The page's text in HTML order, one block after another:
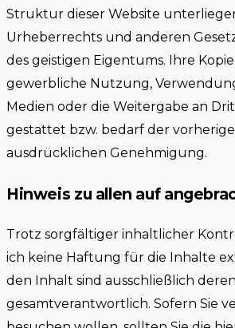
Struktur dieser Website
Urheberrechts und anderen
des geistigen Eigentums. Ihre
gewerbliche Nutzung,
Medien oder die Weitergabe an
gestattet bzw. bedarf der
ausdrücklichen Genehmigung.
Hinweis zu allen auf
Trotz sorgfältiger inhaltlicher
ich keine Haftung für die Inhalte
den Inhalt sind ausschließlich
gesamtverantwortlich. Sofern Sie